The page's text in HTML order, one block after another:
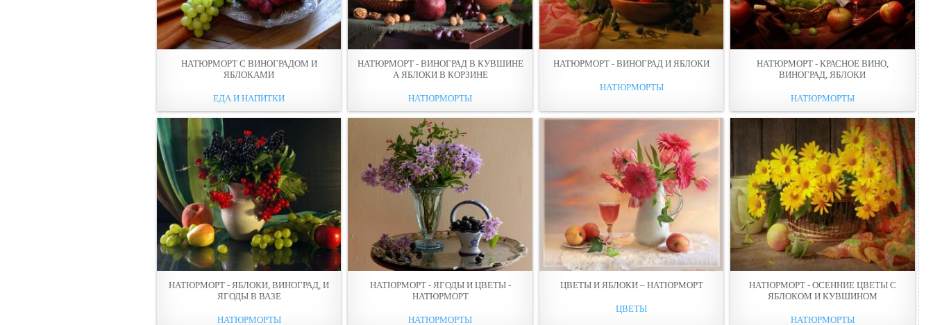
НАТЮРМОРТ С ВИНОГРАДОМ И
ЯБЛОКАМИ
ЕДА И НАПИТКИ
НАТЮРМОРТ - ВИНОГРАД В КУВШИНЕ
А ЯБЛОКИ В КОРЗИНЕ
НАТЮРМОРТЫ
НАТЮРМОРТ - ВИНОГРАД И ЯБЛОКИ
НАТЮРМОРТЫ
НАТЮРМОРТ - КРАСНОЕ ВИНО,
ВИНОГРАД, ЯБЛОКИ
НАТЮРМОРТЫ
НАТЮРМОРТ - ЯБЛОКИ, ВИНОГРАД, И
ЯГОДЫ В ВАЗЕ
НАТЮРМОРТЫ
НАТЮРМОРТ - ЯГОДЫ И ЦВЕТЫ -
НАТЮРМОРТ
НАТЮРМОРТЫ
ЦВЕТЫ И ЯБЛОКИ – НАТЮРМОРТ
ЦВЕТЫ
НАТЮРМОРТ - ОСЕННИЕ ЦВЕТЫ С
ЯБЛОКОМ И КУВШИНОМ
НАТЮРМОРТЫ